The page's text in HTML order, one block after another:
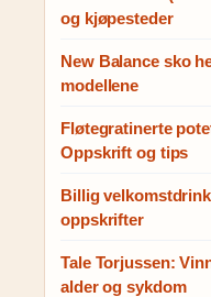
og kjøpesteder
New Balance sko
modellene
Fløtegratinerte
Oppskrift og tips
Billig
oppskrifter
Tale Torjussen:
alder og sykdom